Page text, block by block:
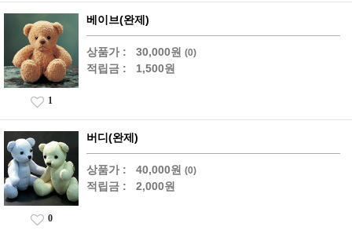
베이브(완제)
상품가 : 30,000원 (0)
적립금 : 1,500원
1
버디(완제)
상품가 : 40,000원 (0)
적립금 : 2,000원
0